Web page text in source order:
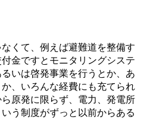
くて、例えば避難道を整備す
金ですとモニタリングシステ
いは啓発事業を行うとか、あ
、いろんな経費にも充てられ
原発に限らず、電力、発電所
う制度がずっと以前からある